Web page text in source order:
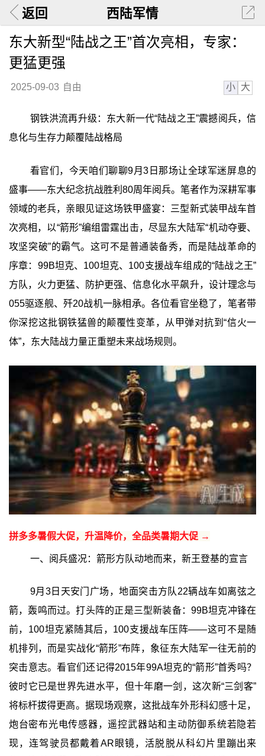
返回 西陆军情
东大新型“陆战之王”首次亮相，专家：
更猛更强
2025-09-03 自由 小 大
钢铁洪流再升级：东大新一代“陆战之王”震撼阅兵，信
息化与生存力颠覆陆战格局
看官们，今天咱们聊聊9月3日那场让全球军迷屏息的
盛事——东大纪念抗战胜利80周年阅兵。笔者作为深耕军事
领域的老兵，亲眼见证这场铁甲盛宴：三型新式装甲战车首
次亮相，以“箭形”编组雷霆出击，尽显东大陆军“机动夺要、
攻坚突破”的霸气。这可不是普通装备秀，而是陆战革命的
序章：99B坦克、100坦克、100支援战车组成的“陆战之王”
方队，火力更猛、防护更强、信息化水平飙升，设计理念与
055驱逐舰、歼20战机一脉相承。各位看官坐稳了，笔者带
你深挖这批钢铁猛兽的颠覆性变革，从甲弹对抗到“信火一
体”，东大陆战力量正重塑未来战场规则。
拼多多暑假大促，升温降价，全品类暑期大促 →
一、阅兵盛况：箭形方队动地而来，新王登基的宣言
9月3日天安门广场，地面突击方队22辆战车如离弦之
箭，轰鸣而过。打头阵的正是三型新装备：99B坦克冲锋在
前，100坦克紧随其后，100支援战车压阵——这可不是随
机排列，而是实战化“箭形”布阵，象征东大陆军一往无前的
突击意志。看官们还记得2015年99A坦克的“箭形”首秀吗？
彼时它已是世界先进水平，但十年磨一剑，这次新“三剑客”
将标杆拔得更高。据现场观察，这批战车外形科幻感十足，
炮台密布光电传感器，遥控武器站和主动防御系统若隐若
现，连驾驶员都戴着AR眼镜，活脱脱从科幻片里蹦出来